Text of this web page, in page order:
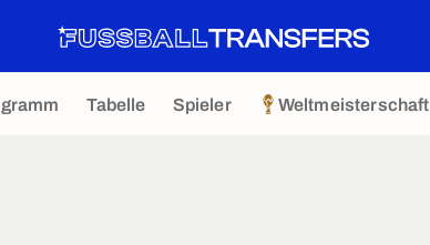
Tabelle Spieler Weltmeisterschaft